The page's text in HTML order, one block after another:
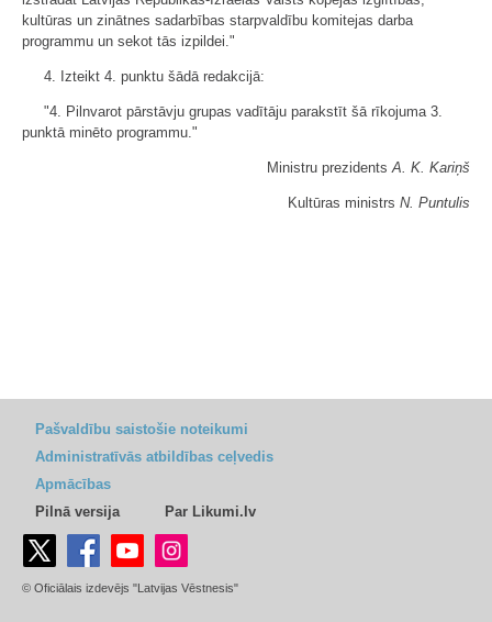
kultūras un zinātnes sadarbības starpvaldību komitejas darba
programmu un sekot tās izpildei."
4. Izteikt 4. punktu šādā redakcijā:
"4. Pilnvarot pārstāvju grupas vadītāju parakstīt šā rīkojuma 3.
punktā minēto programmu."
Ministru prezidentsA. K. Kariņš
Kultūras ministrs N. Puntulis
Pašvaldību saistošie noteikumi
Administratīvās atbildības ceļvedis
Apmācības
Pilnā versija
Par Likumi.lv
© Oficiālais izdevējs "Latvijas Vēstnesis"